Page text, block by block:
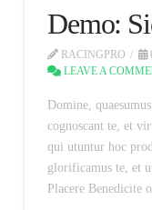
Demo:
RACINGPRO
LEAVE A
Domine,
cognoscant te, et
qui utuntur hoc
glorificamus te, et
Placere Benedicite